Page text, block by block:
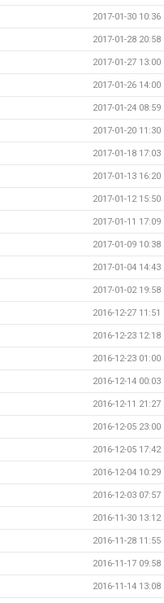
2017-01-30 10:36
2017-01-28 20:58
2017-01-27 13:00
2017-01-26 14:00
2017-01-24 08:59
2017-01-20 11:30
2017-01-18 17:03
2017-01-13 16:20
2017-01-12 15:50
2017-01-11 17:09
2017-01-09 10:38
2017-01-04 14:43
2017-01-02 19:58
2016-12-27 11:51
2016-12-23 12:18
2016-12-23 01:00
2016-12-14 00:03
2016-12-11 21:27
2016-12-05 23:00
2016-12-05 17:42
2016-12-04 10:29
2016-12-03 07:57
2016-11-30 13:12
2016-11-28 11:55
2016-11-17 09:58
2016-11-14 13:08